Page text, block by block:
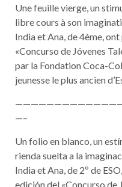
Une feuille vierge, un
libre cours à son
India et Ana, de 4ème,
«Concurso de Jóvenes
par la Fondation Coca-
jeunesse le plus ancien
—–
Un folio en blanco, un
rienda suelta a la
India et Ana, de 2º de
edición del «Concurso de